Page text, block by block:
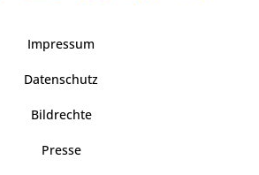
Impressum
Datenschutz
Bildrechte
Presse